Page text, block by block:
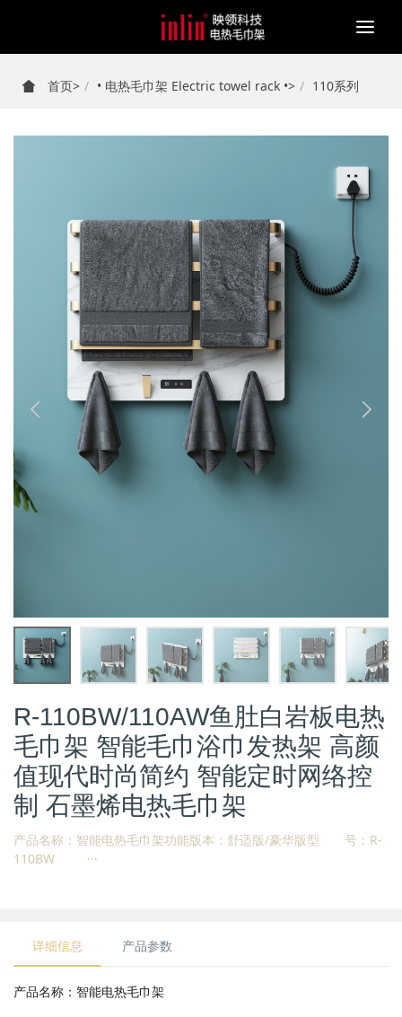
首页> • 电热毛巾架 Electric towel rack •> 110系列
R-110BW/110AW鱼肚白岩板电热
毛巾架 智能毛巾浴巾发热架 高颜
值现代时尚简约 智能定时网络控
制 石墨烯电热毛巾架
产品名称：智能电热毛巾架功能版本：舒适版/豪华版型 号：R-
110BW ···
详细信息 产品参数
产品名称：智能电热毛巾架